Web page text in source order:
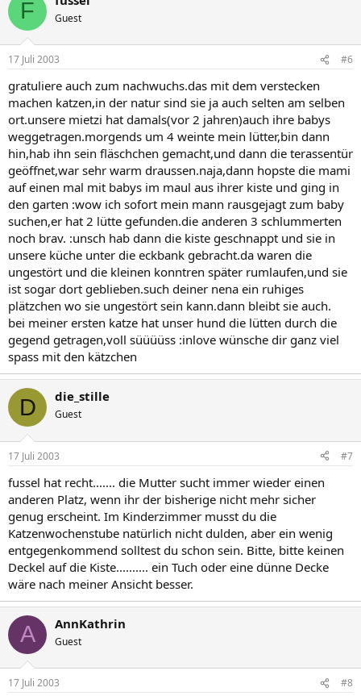
F Guest
17 Juli 2003 #6
gratuliere auch zum nachwuchs.das mit dem verstecken
machen katzen,in der natur sind sie ja auch selten am selben
ort.unsere mietzi hat damals(vor 2 jahren)auch ihre babys
weggetragen.morgends um 4 weinte mein lütter,bin dann
hin,hab ihn sein fläschchen gemacht,und dann die terassentür
geöffnet,war sehr warm draussen.naja,dann hopste die mami
auf einen mal mit babys im maul aus ihrer kiste und ging in
den garten :wow ich sofort mein mann rausgejagt zum baby
suchen,er hat 2 lütte gefunden.die anderen 3 schlummerten
noch brav. :unsch hab dann die kiste geschnappt und sie in
unsere küche unter die eckbank gebracht.da waren die
ungestört und die kleinen konntren später rumlaufen,und sie
ist sogar dort geblieben.such deiner nena ein ruhiges
plätzchen wo sie ungestört sein kann.dann bleibt sie auch.
bei meiner ersten katze hat unser hund die lütten durch die
gegend getragen,voll süüüüss :inlove wünsche dir ganz viel
spass mit den kätzchen
D die_stille
Guest
17 Juli 2003 #7
fussel hat recht....... die Mutter sucht immer wieder einen
anderen Platz, wenn ihr der bisherige nicht mehr sicher
genug erscheint. Im Kinderzimmer musst du die
Katzenwochenstube natürlich nicht dulden, aber ein wenig
entgegenkommend solltest du schon sein. Bitte, bitte keinen
Deckel auf die Kiste.......... ein Tuch oder eine dünne Decke
wäre nach meiner Ansicht besser.
A AnnKathrin
Guest
17 Juli 2003 #8